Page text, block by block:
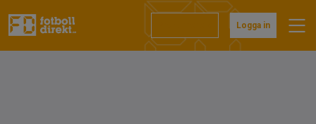
Logga in